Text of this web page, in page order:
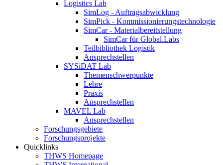
Logistics Lab
SimLog - Auftragsabwicklung
SimPick - Kommissionierungstechnologie
SimCar - Materialbereitstellung
SimCar für Global.Labs
Teilbibliothek Logistik
Ansprechstellen
SYSiDAT Lab
Themenschwerpunkte
Lehre
Praxis
Ansprechstellen
MAVEL Lab
Ansprechstellen
Forschungsgebiete
Forschungsprojekte
Quicklinks
THWS Homepage